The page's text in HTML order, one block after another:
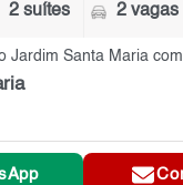
2 suítes 2 vagas
Jardim Santa Maria